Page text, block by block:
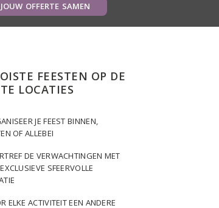
OFFERTE SAMEN
FEESTEN OP DE
LOCATIES
JE FEEST BINNEN,
OF ALLEBEI
DE VERWACHTINGEN MET
SFEERVOLLE
ELKE ACTIVITEIT EEN ANDERE